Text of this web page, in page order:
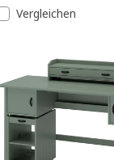
Vergleichen